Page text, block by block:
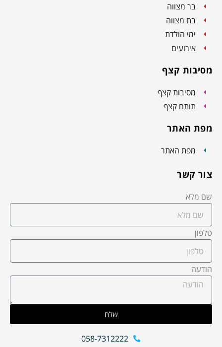
בר מצווה
בת מצווה
ימי הולדת
אירועים
מסיבות קצף
מסיבות קצף
תותח קצף
מפת האתר
מפת האתר
צור קשר
שם מלא
טלפון
הודעה
שלח
058-7312222